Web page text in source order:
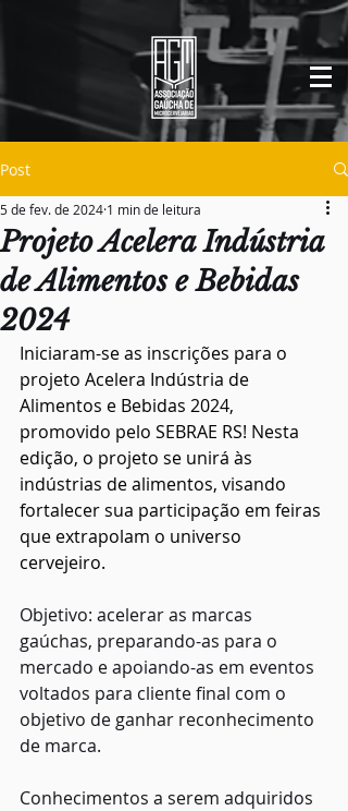
Post
Projeto Acelera Indústria
de Alimentos e Bebidas
2024
5 de fev. de 2024 1 min de leitura
Iniciaram-se as inscrições para o
projeto Acelera Indústria de
Alimentos e Bebidas 2024,
promovido pelo SEBRAE RS! Nesta
edição, o projeto se unirá às
indústrias de alimentos, visando
fortalecer sua participação em feiras
que extrapolam o universo
cervejeiro.
Objetivo: acelerar as marcas
gaúchas, preparando-as para o
mercado e apoiando-as em eventos
voltados para cliente final com o
objetivo de ganhar reconhecimento
de marca.
Conhecimentos a serem adquiridos